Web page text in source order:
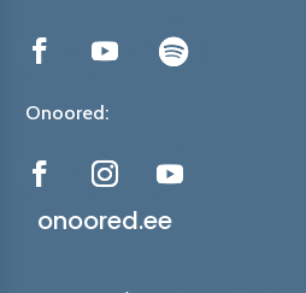
Onoored:
onoored.ee